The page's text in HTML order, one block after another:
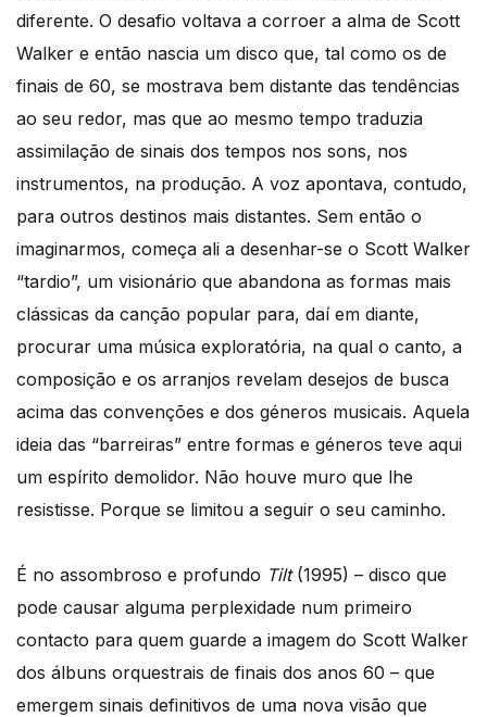
diferente. O desafio voltava a corroer a alma de Scott
Walker e então nascia um disco que, tal como os de
finais de 60, se mostrava bem distante das tendências
ao seu redor, mas que ao mesmo tempo traduzia
assimilação de sinais dos tempos nos sons, nos
instrumentos, na produção. A voz apontava, contudo,
para outros destinos mais distantes. Sem então o
imaginarmos, começa ali a desenhar-se o Scott Walker
“tardio”, um visionário que abandona as formas mais
clássicas da canção popular para, daí em diante,
procurar uma música exploratória, na qual o canto, a
composição e os arranjos revelam desejos de busca
acima das convenções e dos géneros musicais. Aquela
ideia das “barreiras” entre formas e géneros teve aqui
um espírito demolidor. Não houve muro que lhe
resistisse. Porque se limitou a seguir o seu caminho.
É no assombroso e profundo Tilt(1995) – disco que
pode causar alguma perplexidade num primeiro
contacto para quem guarde a imagem do Scott Walker
dos álbuns orquestrais de finais dos anos 60 – que
emergem sinais definitivos de uma nova visão que